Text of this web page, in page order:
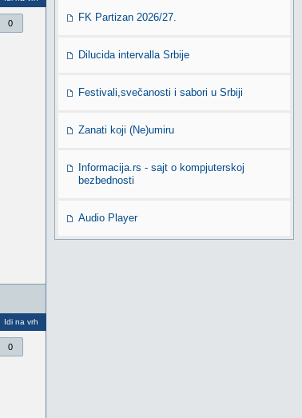
0
Idi na vrh
0
FK Partizan 2026/27.
Dilucida intervalla Srbije
Festivali,svečanosti i sabori u Srbiji
Zanati koji (Ne)umiru
Informacija.rs - sajt o kompjuterskoj
bezbednosti
Audio Player